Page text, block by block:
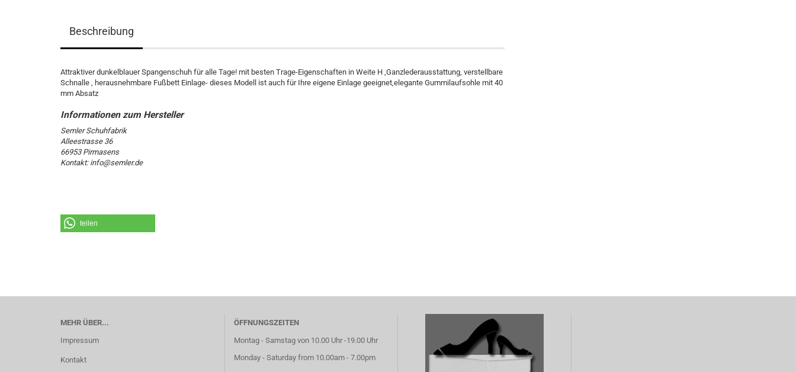
Beschreibung
Attraktiver dunkelblauer Spangenschuh für alle Tage! mit besten Trage-Eigenschaften in Weite H ,Ganzlederausstattung, verstellbare
Schnalle , herausnehmbare Fußbett Einlage- dieses Modell ist auch für Ihre eigene Einlage geeignet,elegante Gummilaufsohle mit 40
mm Absatz
Semler Schuhfabrik
Alleestrasse 36
66953 Pirmasens
Kontakt: info@semler.de
teilen
MEHR ÜBER...
Impressum
Kontakt
ÖFFNUNGSZEITEN
Montag - Samstag von 10.00 Uhr -19.00 Uhr
Monday - Saturday from 10.00am - 7.00pm